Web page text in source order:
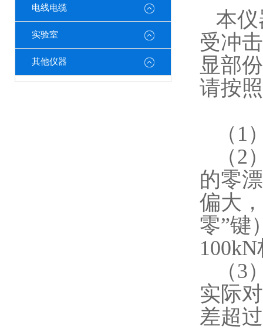
电线电缆
实验室
其他仪器
本
受冲
显部
请按
（1
（2
的零
偏大
零”键
100kN
（3
实际
差超过